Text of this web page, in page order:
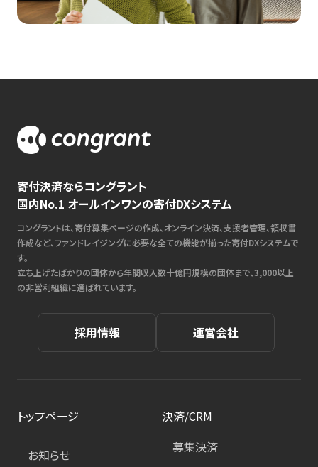
寄付決済ならコングラント
国内No.1 オールインワンの寄付DXシステム
コングラントは、寄付募集ページの作成、オンライン決済、支援者管理、領収書
作成など、ファンドレイジングに必要な全ての機能が揃った寄付DXシステムで
す。
立ち上げたばかりの団体から年間収入数十億円規模の団体まで、3,000以上
の非営利組織に選ばれています。
採用情報 運営会社
トップページ
お知らせ
決済/CRM
募集決済